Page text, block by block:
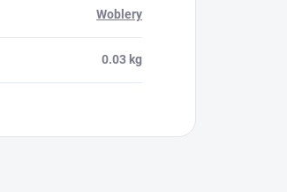
Woblery
0.03 kg